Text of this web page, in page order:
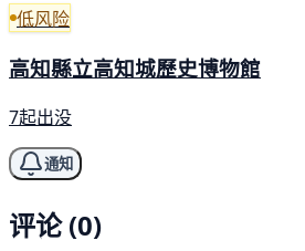
低风险
高知縣立高知城歷史博物館
7起出没
通知
评论 (0)